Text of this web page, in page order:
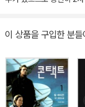
뿐, 그들이 3차원의 세계
과연 몇 차원일까? 아인
시공’으로 파악한다. 가
간’을 ‘제4의 차원’이라
이 상품을 구입한 분